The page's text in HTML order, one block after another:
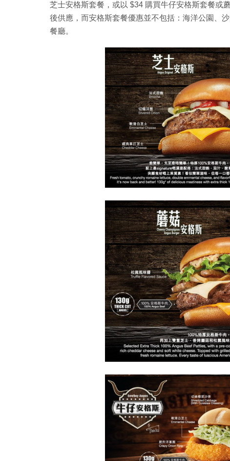
芝士安格斯套餐，或以 $34 購買牛仔安格斯套餐或
後供應，而安格斯套餐優惠並不包括：海洋公園、
餐廳。